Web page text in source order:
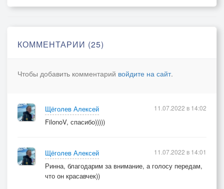
КОММЕНТАРИИ (25)
Чтобы добавить комментарий войдите на сайт.
Щёголев Алексей
FilonoV, спасибо)))))
11.07.2022 в 14:02
Щёголев Алексей
Ринна, благодарим за внимание, а голосу передам,
что он красавчек))
11.07.2022 в 14:01